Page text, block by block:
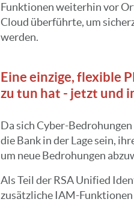
Funktionen weiterhin vor
Cloud überführte, um
werden.
Eine einzige, flexible
zu tun hat - jetzt und
Da sich Cyber-
die Bank in der Lage sein,
um neue Bedrohungen
Als Teil der RSA Unified
zusätzliche IAM-Funktionen